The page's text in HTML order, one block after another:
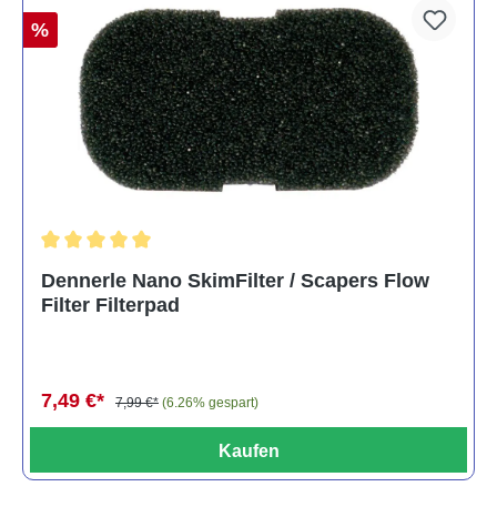
%
Dennerle Nano SkimFilter / Scapers Flow
Filter Filterpad
7,49 €* 7,99 €* (6.26% gespart)
Kaufen